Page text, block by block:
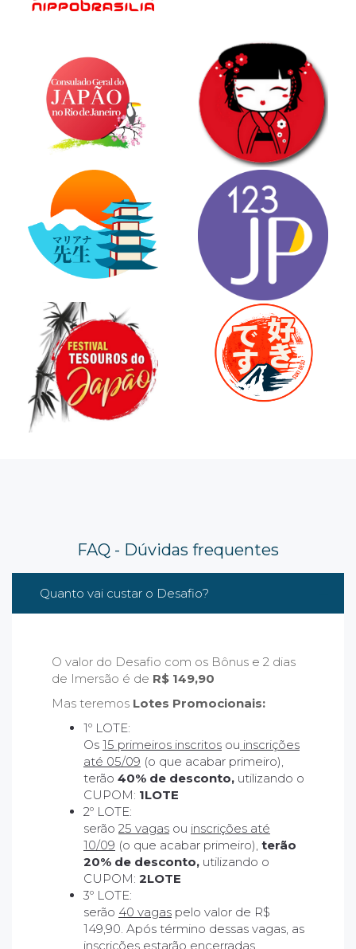
FAQ - Dúvidas frequentes
Quanto vai custar o Desafio?
O valor do Desafio com os Bônus e 2 dias
de Imersão é de R$ 149,90
Mas teremos Lotes Promocionais:
1º LOTE:
Os 15 primeiros inscritos ou inscrições
até 05/09 (o que acabar primeiro),
terão 40% de desconto, utilizando o
CUPOM: 1LOTE
2º LOTE:
serão 25 vagas ou inscrições até
10/09 (o que acabar primeiro), terão
20% de desconto, utilizando o
CUPOM: 2LOTE
3º LOTE:
serão 40 vagas pelo valor de R$
149,90. Após término dessas vagas, as
inscrições estarão encerradas.